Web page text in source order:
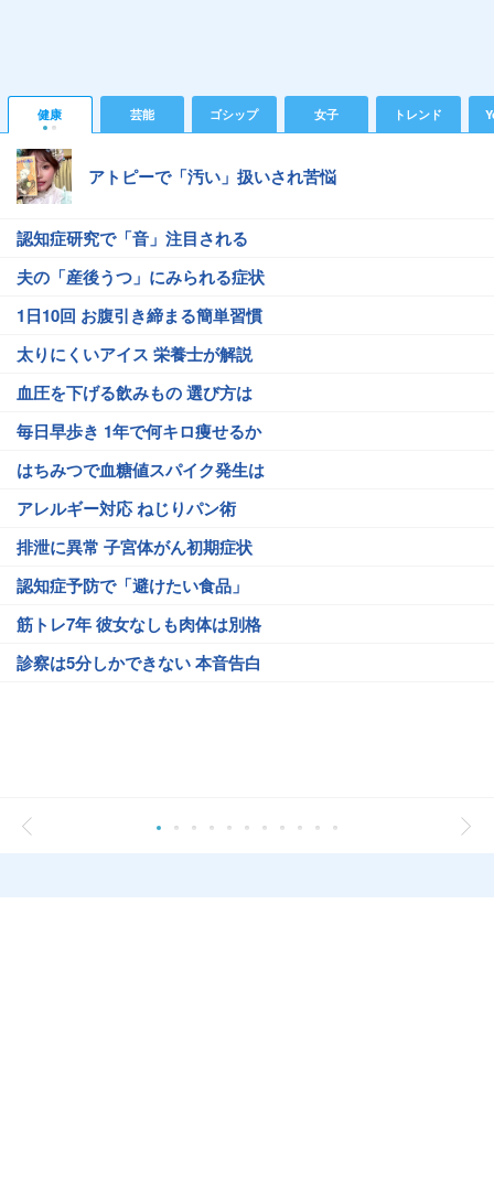
健康 芸能 ゴシップ 女子 トレンド
アトピーで「汚い」扱いされ苦悩
認知症研究で「音」注目される
夫の「産後うつ」にみられる症状
1日10回 お腹引き締まる簡単習慣
太りにくいアイス 栄養士が解説
血圧を下げる飲みもの 選び方は
毎日早歩き 1年で何キロ痩せるか
はちみつで血糖値スパイク発生は
アレルギー対応 ねじりパン術
排泄に異常 子宮体がん初期症状
認知症予防で「避けたい食品」
筋トレ7年 彼女なしも肉体は別格
診察は5分しかできない 本音告白